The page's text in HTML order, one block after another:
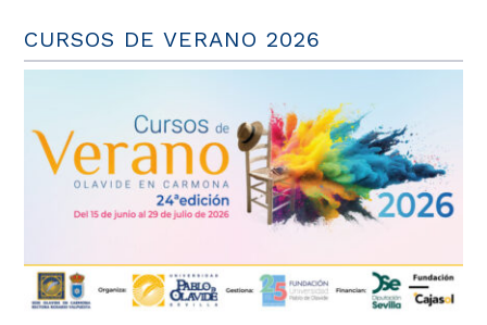
CURSOS DE VERANO 2026